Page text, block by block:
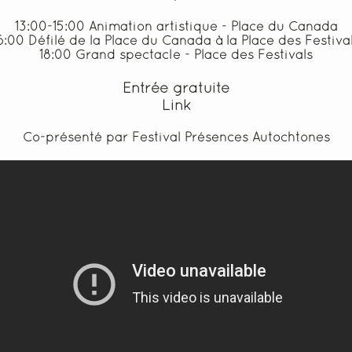
13:00-15:00 Animation artistique - Place du Canada
Défilé de la Place du Canada à la Place des
18:00 Grand spectacle - Place des Festivals
Entrée gratuite
Link
Co-présenté par Festival Présences Autochtones